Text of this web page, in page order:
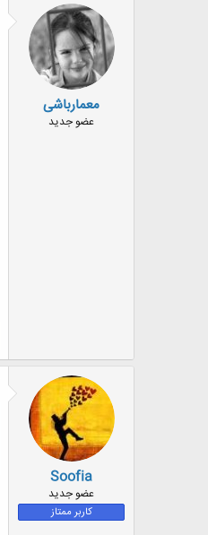
معمارباشی
عضو جدید
Soofia
عضو جدید
کاربر ممتاز